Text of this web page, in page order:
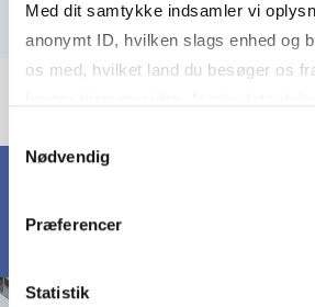
Med dit samtykke indsamler vi
anonymt ID, hvilken slags enhed og
os med, hvilket land du besøger os
markedsføring. Du bestemmer selv -
Nødvendig
Præferencer
Statistik